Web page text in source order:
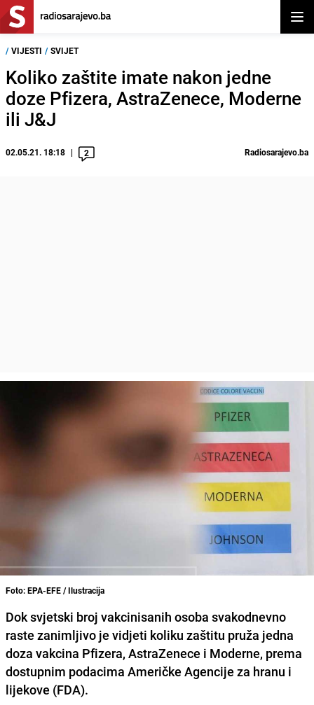
/ VIJESTI / SVIJET
Koliko zaštite imate nakon jedne
doze Pfizera, AstraZenece, Moderne
ili J&J
02.05.21. 18:18 2 Radiosarajevo.ba
Foto: EPA-EFE / Ilustracija
Dok svjetski broj vakcinisanih osoba svakodnevno
raste zanimljivo je vidjeti koliku zaštitu pruža jedna
doza vakcina Pfizera, AstraZenece i Moderne, prema
dostupnim podacima Američke Agencije za hranu i
lijekove (FDA).